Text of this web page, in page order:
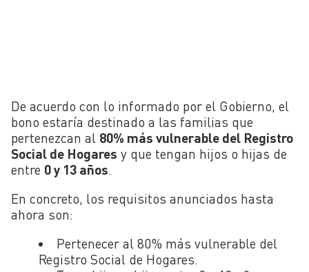
De acuerdo con lo informado por el Gobierno, el
bono estaría destinado a las familias que
pertenezcan al 80% más vulnerable del Registro
Social de Hogares y que tengan hijos o hijas de
entre 0 y 13 años.
En concreto, los requisitos anunciados hasta
ahora son:
Pertenecer al 80% más vulnerable del
Registro Social de Hogares.